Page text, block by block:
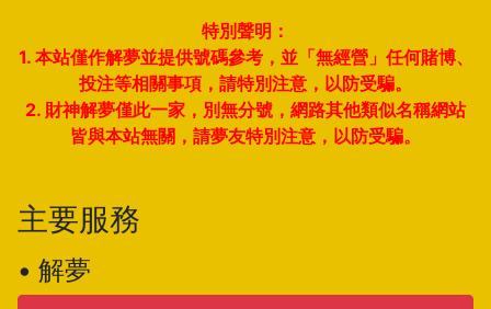
特別聲明：
1. 本站僅作解夢並提供號碼參考，並「無經營」任何賭博、
投注等相關事項，請特別注意，以防受騙。
2. 財神解夢僅此一家，別無分號，網路其他類似名稱網站
皆與本站無關，請夢友特別注意，以防受騙。
主要服務
• 解夢